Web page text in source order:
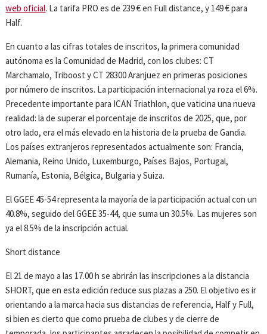
web oficial. La tarifa PRO es de 239 € en Full distance, y 149 € para
Half.
En cuanto a las cifras totales de inscritos, la primera comunidad
autónoma es la Comunidad de Madrid, con los clubes: CT
Marchamalo, Triboost y CT 28300 Aranjuez en primeras posiciones
por número de inscritos. La participación internacional ya roza el 6%.
Precedente importante para ICAN Triathlon, que vaticina una nueva
realidad: la de superar el porcentaje de inscritos de 2025, que, por
otro lado, era el más elevado en la historia de la prueba de Gandia.
Los países extranjeros representados actualmente son: Francia,
Alemania, Reino Unido, Luxemburgo, Países Bajos, Portugal,
Rumanía, Estonia, Bélgica, Bulgaria y Suiza.
El GGEE 45-54 representa la mayoría de la participación actual con un
40.8%, seguido del GGEE 35-44, que suma un 30.5%. Las mujeres son
ya el 8.5% de la inscripción actual.
Short distance
El 21 de mayo a las 17.00 h se abrirán las inscripciones a la distancia
SHORT, que en esta edición reduce sus plazas a 250. El objetivo es ir
orientando a la marca hacia sus distancias de referencia, Half y Full,
si bien es cierto que como prueba de clubes y de cierre de